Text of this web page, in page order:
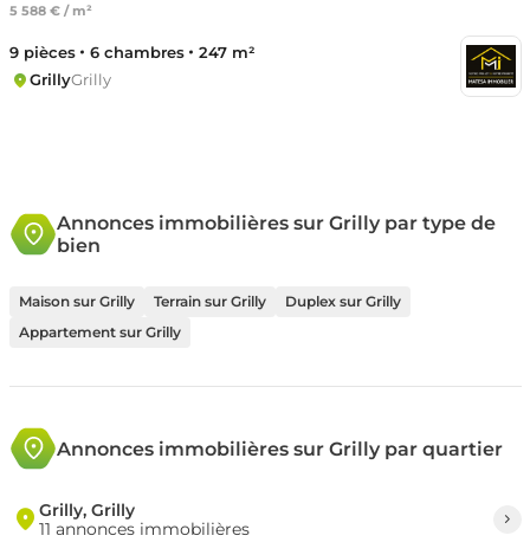
5 588 € / m²
9 pièces 6 chambres
247 m²
GrillyGrilly
Annonces immobilières sur Grilly par type de
bien
Maison sur Grilly Terrain sur Grilly
Duplex sur Grilly
Appartement sur Grilly
Annonces immobilières sur Grilly par quartier
Grilly, Grilly
11 annonces immobilières